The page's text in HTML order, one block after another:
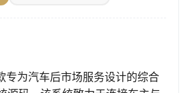
专为汽车后市场服务设计的综合